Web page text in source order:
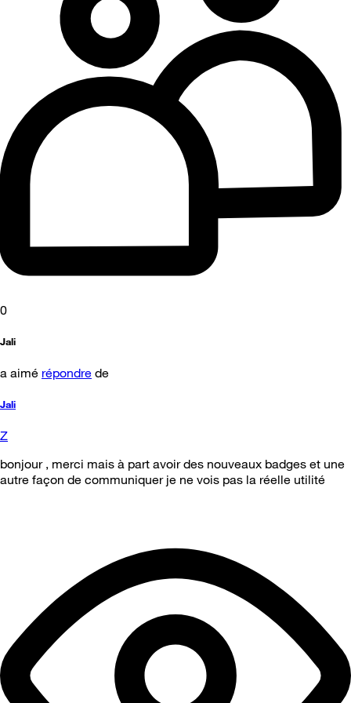
0
Jali
a aimé répondre de
Jali
Z
bonjour , merci mais à part avoir des nouveaux badges et une
autre façon de communiquer je ne vois pas la réelle utilité